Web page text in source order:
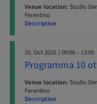
Venue location: Studio
Ferentino
Description
10. Oct 2026 | 09:00 – 13:00
Programma 10
Venue location: Studio
Ferentino
Description